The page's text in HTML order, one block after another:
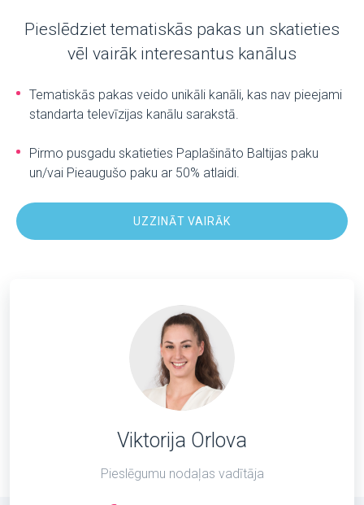
Pieslēdziet tematiskās pakas un skatieties
vēl vairāk interesantus kanālus
Tematiskās pakas veido unikāli kanāli, kas nav pieejami
standarta televīzijas kanālu sarakstā.
Pirmo pusgadu skatieties Paplašināto Baltijas paku
un/vai Pieaugušo paku ar 50% atlaidi.
UZZINĀT VAIRĀK
Viktorija Orlova
Pieslēgumu nodaļas vadītāja